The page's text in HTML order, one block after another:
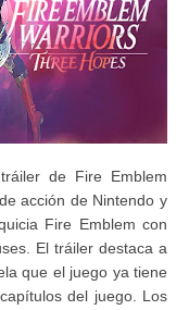
de Fire Emblem
acción de Nintendo y
Fire Emblem con
El tráiler destaca a
que el juego ya tiene
del juego. Los